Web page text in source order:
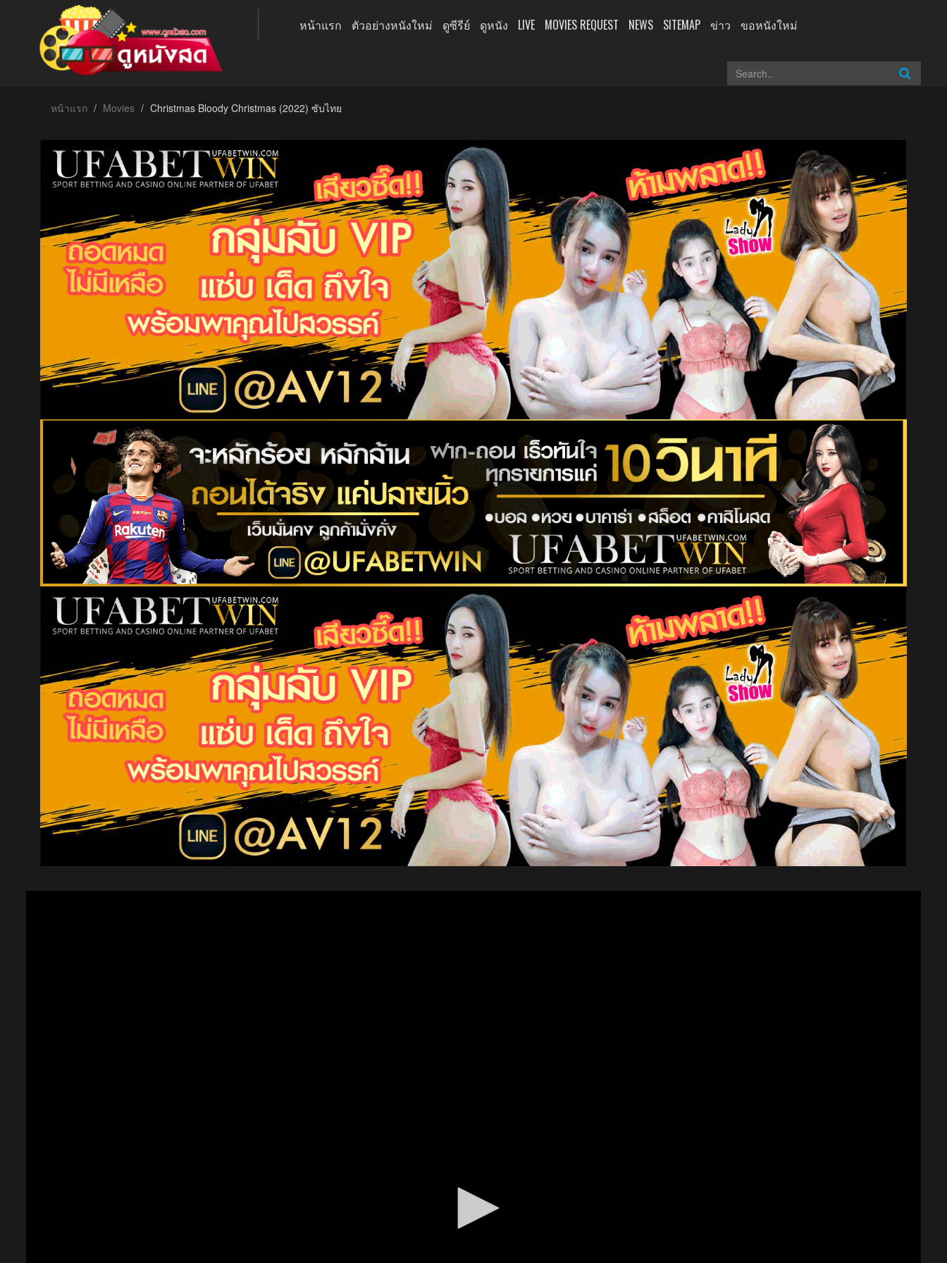
หน้าแรก ตัวอย่างหนังใหม่ ดูซีรีย์ ดูหนัง LIVE MOVIES REQUEST NEWS SITEMAP ข่าว ขอหนังใหม่
หน้าแรก Movies Christmas Bloody Christmas (2022) ซับไทย